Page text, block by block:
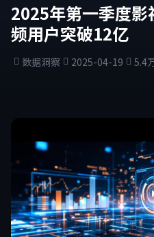
2025年第一季度
频用户突破12亿
数据洞察 2025-04-19 5.4